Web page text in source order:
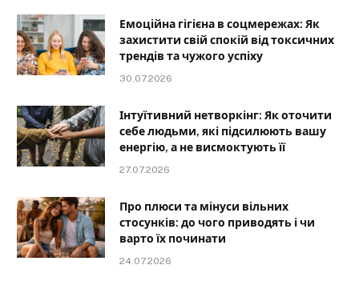
Емоційна гігієна в соцмережах: Як
захистити свій спокій від токсичних
трендів та чужого успіху
30.07.2026
Інтуїтивний нетворкінг: Як оточити
себе людьми, які підсилюють вашу
енергію, а не висмоктують її
27.07.2026
Про плюси та мінуси вільних
стосунків: до чого приводять і чи
варто їх починати
24.07.2026